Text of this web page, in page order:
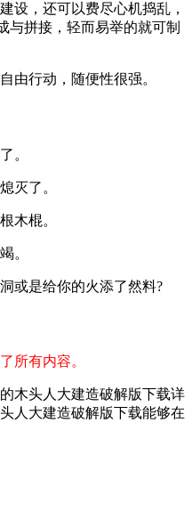
设，还可以费尽心机捣乱，
与拼接，轻而易举的就可制
由行动，随便性很强。
。
灭了。
木棍。
。
或是给你的火添了然料?
所有内容。
木头人大建造破解版下载详
人大建造破解版下载能够在